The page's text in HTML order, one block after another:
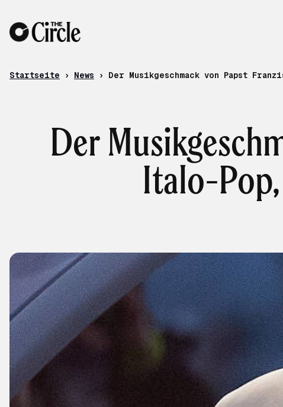
Startseite › News › Der Musikgeschmack von Papst
Der
Italo-